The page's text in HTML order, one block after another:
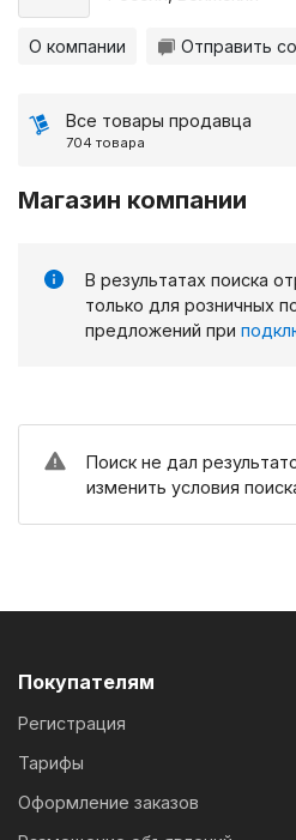
О компании Отправить
Все товары продавца
704 товара
Магазин компании
В результатах поиска
только для розничных
предложений при
Поиск не дал
изменить условия
Покупателям
Регистрация
Тарифы
Оформление заказов